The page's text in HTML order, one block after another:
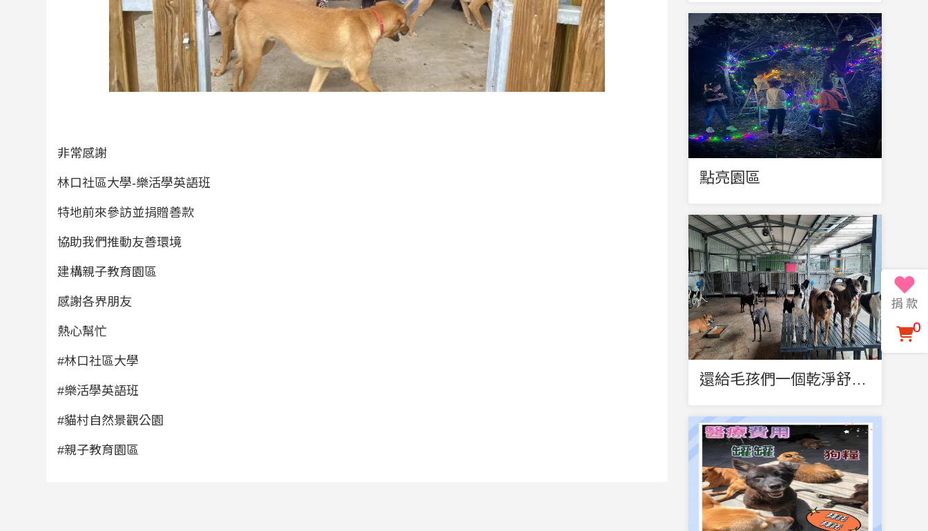
非常感謝
林口社區大學-樂活學英語班
特地前來參訪並捐贈善款
協助我們推動友善環境
建構親子教育園區
感謝各界朋友
熱心幫忙
#林口社區大學
#樂活學英語班
#貓村自然景觀公園
#親子教育園區
點亮園區
還給毛孩們一個乾淨舒爽空間，讓牠們開心的 盡情的～奔跑吧 !!
0